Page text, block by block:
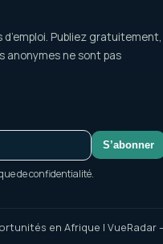
Publiez gratuitement,
anonymes ne sont pas
S’abonner
de confidentialité.
en Afrique | VueRadar